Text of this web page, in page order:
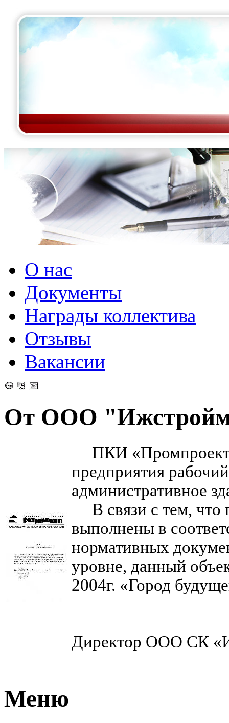
О нас
Документы
Награды коллектива
Отзывы
Вакансии
От ООО
ПКИ «Промпроект»
предприятия
административное
В связи с тем, что
выполнены в
нормативных
уровне, данный
2004г. «Город
Директор ООО СК
Меню